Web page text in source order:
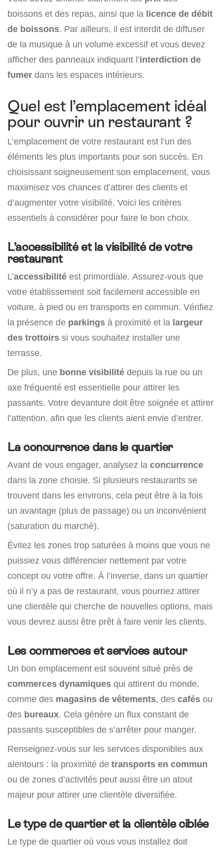
boissons et des repas, ainsi que la licence de débit
de boissons. Par ailleurs, il est interdit de diffuser
de la musique à un volume excessif et vous devez
afficher des panneaux indiquant l’interdiction de
fumer dans les espaces intérieurs.
Quel est l’emplacement idéal
pour ouvrir un restaurant ?
L’emplacement de votre restaurant est l’un des
éléments les plus importants pour son succès. En
choisissant soigneusement son emplacement, vous
maximisez vos chances d’attirer des clients et
d’augmenter votre visibilité. Voici les critères
essentiels à considérer pour faire le bon choix.
L’accessibilité et la visibilité de votre
restaurant
L’accessibilité est primordiale. Assurez-vous que
votre établissement soit facilement accessible en
voiture, à pied ou en transports en commun. Vérifiez
la présence de parkings à proximité et la largeur
des trottoirs si vous souhaitez installer une
terrasse.
De plus, une bonne visibilité depuis la rue ou un
axe fréquenté est essentielle pour attirer les
passants. Votre devanture doit être soignée et attirer
l’attention, afin que les clients aient envie d’entrer.
La concurrence dans le quartier
Avant de vous engager, analysez la concurrence
dans la zone choisie. Si plusieurs restaurants se
trouvent dans les environs, cela peut être à la fois
un avantage (plus de passage) ou un inconvénient
(saturation du marché).
Évitez les zones trop saturées à moins que vous ne
puissiez vous différencier nettement par votre
concept ou votre offre. À l’inverse, dans un quartier
où il n’y a pas de restaurant, vous pourriez attirer
une clientèle qui cherche de nouvelles options, mais
vous devrez aussi être prêt à faire venir les clients.
Les commerces et services autour
Un bon emplacement est souvent situé près de
commerces dynamiques qui attirent du monde,
comme des magasins de vêtements, des cafés ou
des bureaux. Cela génère un flux constant de
passants susceptibles de s’arrêter pour manger.
Renseignez-vous sur les services disponibles aux
alentours : la proximité de transports en commun
ou de zones d’activités peut aussi être un atout
majeur pour attirer une clientèle diversifiée.
Le type de quartier et la clientèle ciblée
Le type de quartier où vous vous installez doit